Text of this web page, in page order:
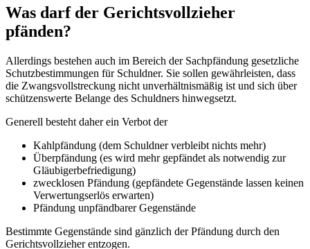
Was darf der Gerichtsvollzieher
pfänden?
Allerdings bestehen auch im Bereich der Sachpfändung gesetzliche
Schutzbestimmungen für Schuldner. Sie sollen gewährleisten, dass
die Zwangsvollstreckung nicht unverhältnismäßig ist und sich über
schützenswerte Belange des Schuldners hinwegsetzt.
Generell besteht daher ein Verbot der
Kahlpfändung (dem Schuldner verbleibt nichts mehr)
Überpfändung (es wird mehr gepfändet als notwendig zur
Gläubigerbefriedigung)
zwecklosen Pfändung (gepfändete Gegenstände lassen keinen
Verwertungserlös erwarten)
Pfändung unpfändbarer Gegenstände
Bestimmte Gegenstände sind gänzlich der Pfändung durch den
Gerichtsvollzieher entzogen.